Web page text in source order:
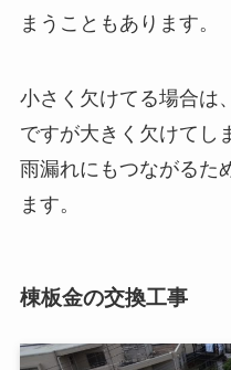
まうこともあります。
小さく欠けてる場合は
ですが大きく欠けてし
雨漏れにもつながるた
ます。
棟板金の交換工事